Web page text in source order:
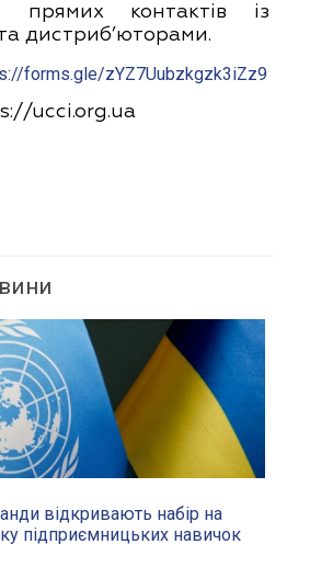
прямих контактів із
дистриб’юторами.
forms.gle/zYZ7Uubzkgzk3iZz9
ucci.org.ua
відкривають набір на
підприємницьких навичок